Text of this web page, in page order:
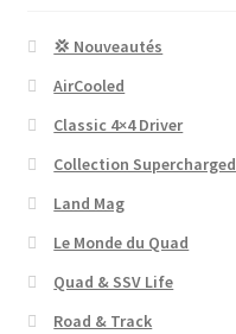
💢 Nouveautés
AirCooled
Classic 4×4 Driver
Collection Supercharged
Land Mag
Le Monde du Quad
Quad & SSV Life
Road & Track